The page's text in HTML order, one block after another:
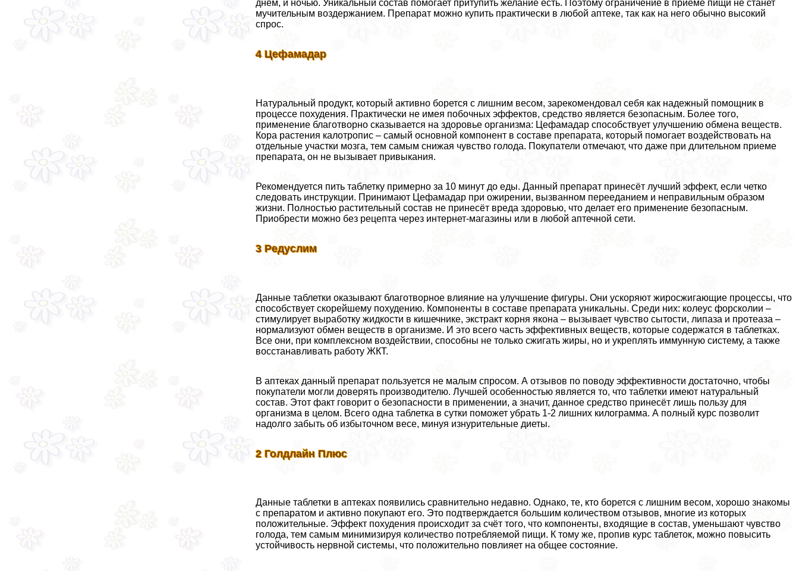
днём, и ночью. Уникальный состав помогает притупить желание есть. Поэтому ограничение в приеме пищи не станет
мучительным воздержанием. Препарат можно купить пpaктически в любой аптеке, так как на него обычно высокий
спрос.
4 Цефамадар
Натуральный продукт, который активно борется с лишним весом, зарекомендовал себя как надежный помощник в
процессе похудения. Пpaктически не имея побочных эффектов, средство является безопасным. Более того,
применение благотворно сказывается на здоровье организма: Цефамадар способствует улучшению обмена веществ.
Кора растения калотропис – самый основной компонент в составе препарата, который помогает воздействовать на
отдельные участки мозга, тем самым снижая чувство голода. Покупатели отмечают, что даже при длительном приеме
препарата, он не вызывает привыкания.
Рекомендуется пить таблетку примерно за 10 минут до еды. Данный препарат принесёт лучший эффект, если четко
следовать инструкции. Принимают Цефамадар при ожирении, вызванном перееданием и неправильным образом
жизни. Полностью растительный состав не принесёт вреда здоровью, что делает его применение безопасным.
Приобрести можно без рецепта через интернет-магазины или в любой аптечной сети.
3 Редуслим
Данные таблетки оказывают благотворное влияние на улучшение фигуры. Они ускоряют жиросжигающие процессы, что
способствует скорейшему похудению. Компоненты в составе препарата уникальны. Среди них: колеус форсколии –
стимулирует выработку жидкости в кишечнике, экстpaкт корня якона – вызывает чувство сытости, липаза и протеаза –
нормализуют обмен веществ в организме. И это всего часть эффективных веществ, которые содержатся в таблетках.
Все они, при комплексном воздействии, способны не только сжигать жиры, но и укреплять иммунную систему, а также
восстанавливать работу ЖКТ.
В аптеках данный препарат пользуется не малым спросом. А отзывов по поводу эффективности достаточно, чтобы
покупатели могли доверять производителю. Лучшей особенностью является то, что таблетки имеют натуральный
состав. Этот факт говорит о безопасности в применении, а значит, данное средство принесёт лишь пользу для
организма в целом. Всего одна таблетка в сутки поможет убрать 1-2 лишних килограмма. А полный курс позволит
надолго забыть об избыточном весе, минуя изнурительные диеты.
2 Голдлайн Плюс
Данные таблетки в аптеках появились сравнительно недавно. Однако, те, кто борется с лишним весом, хорошо знакомы
с препаратом и активно покупают его. Это подтверждается большим количеством отзывов, многие из которых
положительные. Эффект похудения происходит за счёт того, что компоненты, входящие в состав, уменьшают чувство
голода, тем самым минимизируя количество потрeбляемой пищи. К тому же, пропив курс таблеток, можно повысить
устойчивость нервной системы, что положительно повлияет на общее состояние.